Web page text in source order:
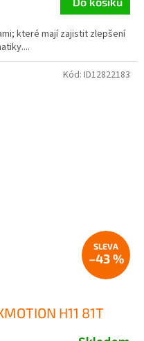
které mají zajistit zlepšení
–43 %
H11 81T
Kód: ID12822183